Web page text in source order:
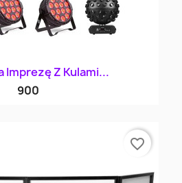
Imprezę Z Kulami...
900
favorite_border